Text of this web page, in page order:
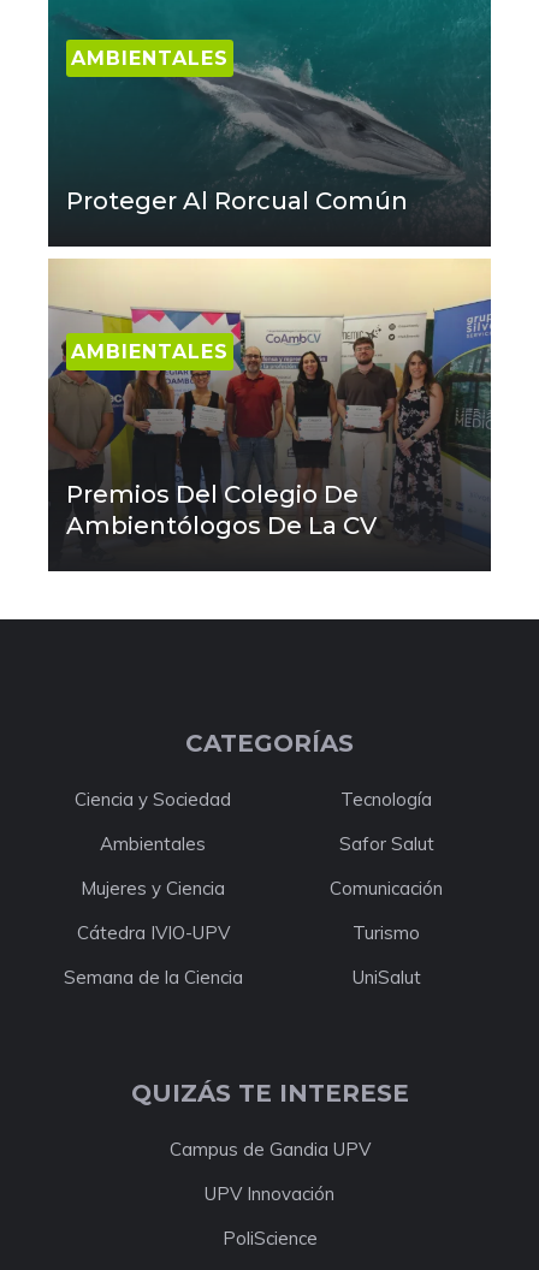
AMBIENTALES
Proteger Al Rorcual Común
AMBIENTALES
Premios Del Colegio De
Ambientólogos De La CV
CATEGORÍAS
Ciencia y Sociedad
Tecnología
Ambientales
Safor Salut
Mujeres y Ciencia
Comunicación
Cátedra IVIO-UPV
Turismo
Semana de la Ciencia
UniSalut
QUIZÁS TE INTERESE
Campus de Gandia UPV
UPV Innovación
PoliScience